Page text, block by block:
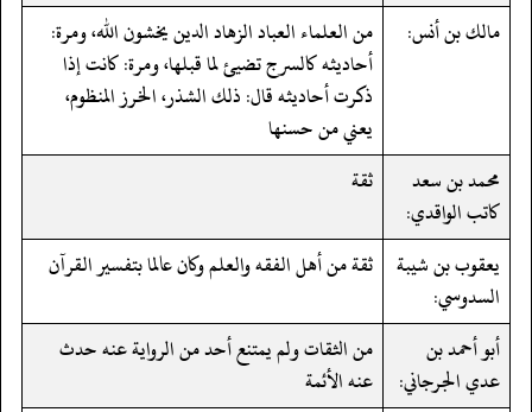
مالك بن أنس:
من العلماء العباد الزهاد الدين يخشون الله، ومرة:
أحاديثه كالسرج تضيئ لما قبلها، ومرة: كانت إذا
ذكرت أحاديثه قال: ذلك الشذر، الخرز المنظوم،
يعني من حسنها
محمد بن سعد
كاتب الواقدي:
ثقة
يعقوب بن شيبة
السدوسي:
ثقة من أهل الفقه والعلم وكان عالما بتفسير القرآن
أبو أحمد بن
عدي الجرجاني:
من الثقات ولم يمتنع أحد من الرواية عنه حدث
عنه الأئمة